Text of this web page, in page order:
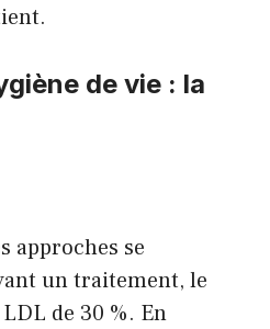
de vie : la
approches se
un traitement, le
de 30 %. En